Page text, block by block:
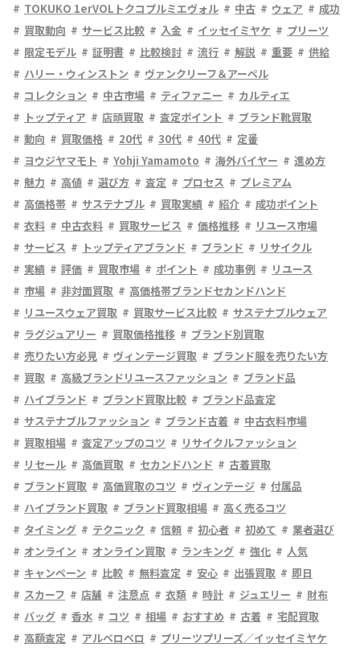
TOKUKO 1erVOLトクコプルミエヴォル
中古 ウェア
成功
買取動向
サービス比較 入金 イッセイミヤケ
プリーツ
限定モデル
証明書 比較検討 流行 解説 重要
供給
ハリー・ウィンストン
ヴァンクリーフ＆アーペル
コレクション
中古市場 ティファニー
カルティエ
トップティア
店頭買取 査定ポイント
ブランド靴買取
動向
買取価格 20代 30代 40代
定番
ヨウジヤマモト
Yohji Yamamoto 海外バイヤー
進め方
魅力
高値 選び方 査定 プロセス
プレミアム
高価格帯
サステナブル 買取実績 紹介
成功ポイント
衣料
中古衣料 買取サービス 価格推移
リユース市場
サービス
トップティアブランド ブランド
リサイクル
実績
評価 買取市場 ポイント 成功事例
リユース
市場
非対面買取
高価格帯ブランドセカンドハンド
リユースウェア買取
買取サービス比較
サステナブルウェア
ラグジュアリー
買取価格推移
ブランド別買取
売りたい方必見
ヴィンテージ買取
ブランド服を売りたい方
買取
高級ブランドリユースファッション
ブランド品
ハイブランド
ブランド買取比較
ブランド品査定
サステナブルファッション
ブランド古着
中古衣料市場
買取相場
査定アップのコツ
リサイクルファッション
リセール
高価買取 セカンドハンド
古着買取
ブランド買取
高価買取のコツ ヴィンテージ
付属品
ハイブランド買取
ブランド買取相場
高く売るコツ
タイミング
テクニック 信頼 初心者 初めて
業者選び
オンライン
オンライン買取 ランキング 強化
人気
キャンペーン
比較 無料査定 安心 出張買取
即日
スカーフ
店舗 注意点 衣類 時計 ジュエリー
財布
バッグ
香水 コツ 相場 おすすめ 古着
宅配買取
高額査定
アルベロベロ プリーツプリーズ／イッセイミヤケ